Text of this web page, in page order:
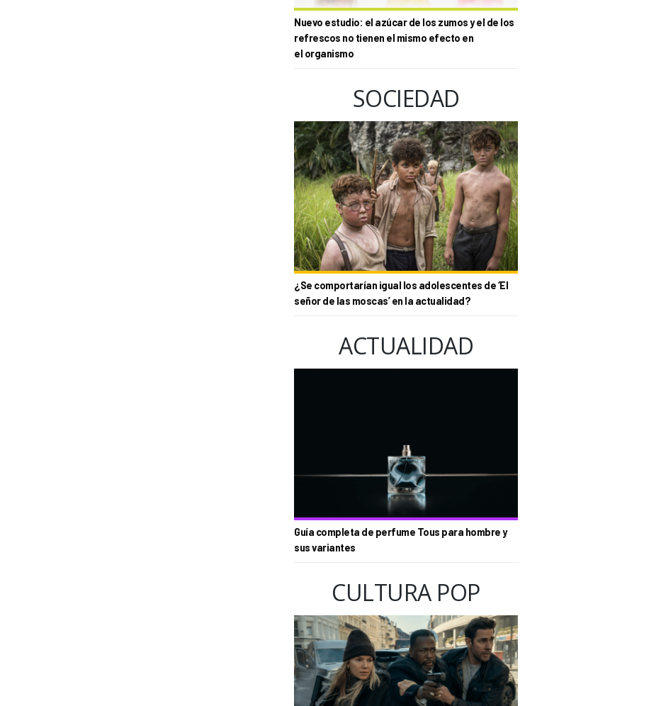
Nuevo estudio: el azúcar de los zumos y el de los
refrescos no tienen el mismo efecto en
el organismo
SOCIEDAD
¿Se comportarían igual los adolescentes de ‘El
señor de las moscas’ en la actualidad?
ACTUALIDAD
Guía completa de perfume Tous para hombre y
sus variantes
CULTURA POP